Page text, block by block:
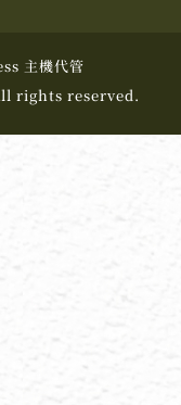
主機代管
rights reserved.